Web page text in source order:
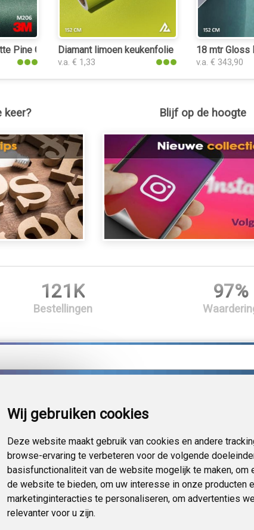
Wij gebruiken cookies
Deze website maakt gebruik van cookies en andere
browse-ervaring te verbeteren voor de volgende
basisfunctionaliteit van de website mogelijk te maken, om
de website te bieden, om uw interesse in onze producten
marketinginteracties te personaliseren, om advertenties
relevanter voor u zijn.
Pine Green Metallic keukenfolie
Diamant limoen keukenfolie
v.a. € 1,33
18 mtr Gloss
v.a. € 343,90
keer? Blijf op de hoogte
121K
Bestellingen
97%